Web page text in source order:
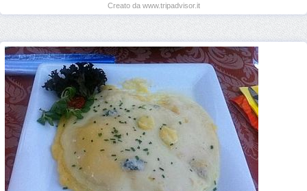
Creato da www.tripadvisor.it